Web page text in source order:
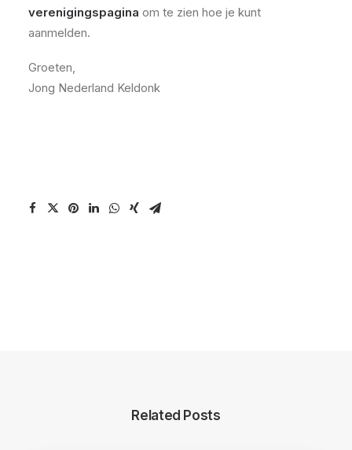
verenigingspagina om te zien hoe je kunt
aanmelden.
Groeten,
Jong Nederland Keldonk
Related Posts